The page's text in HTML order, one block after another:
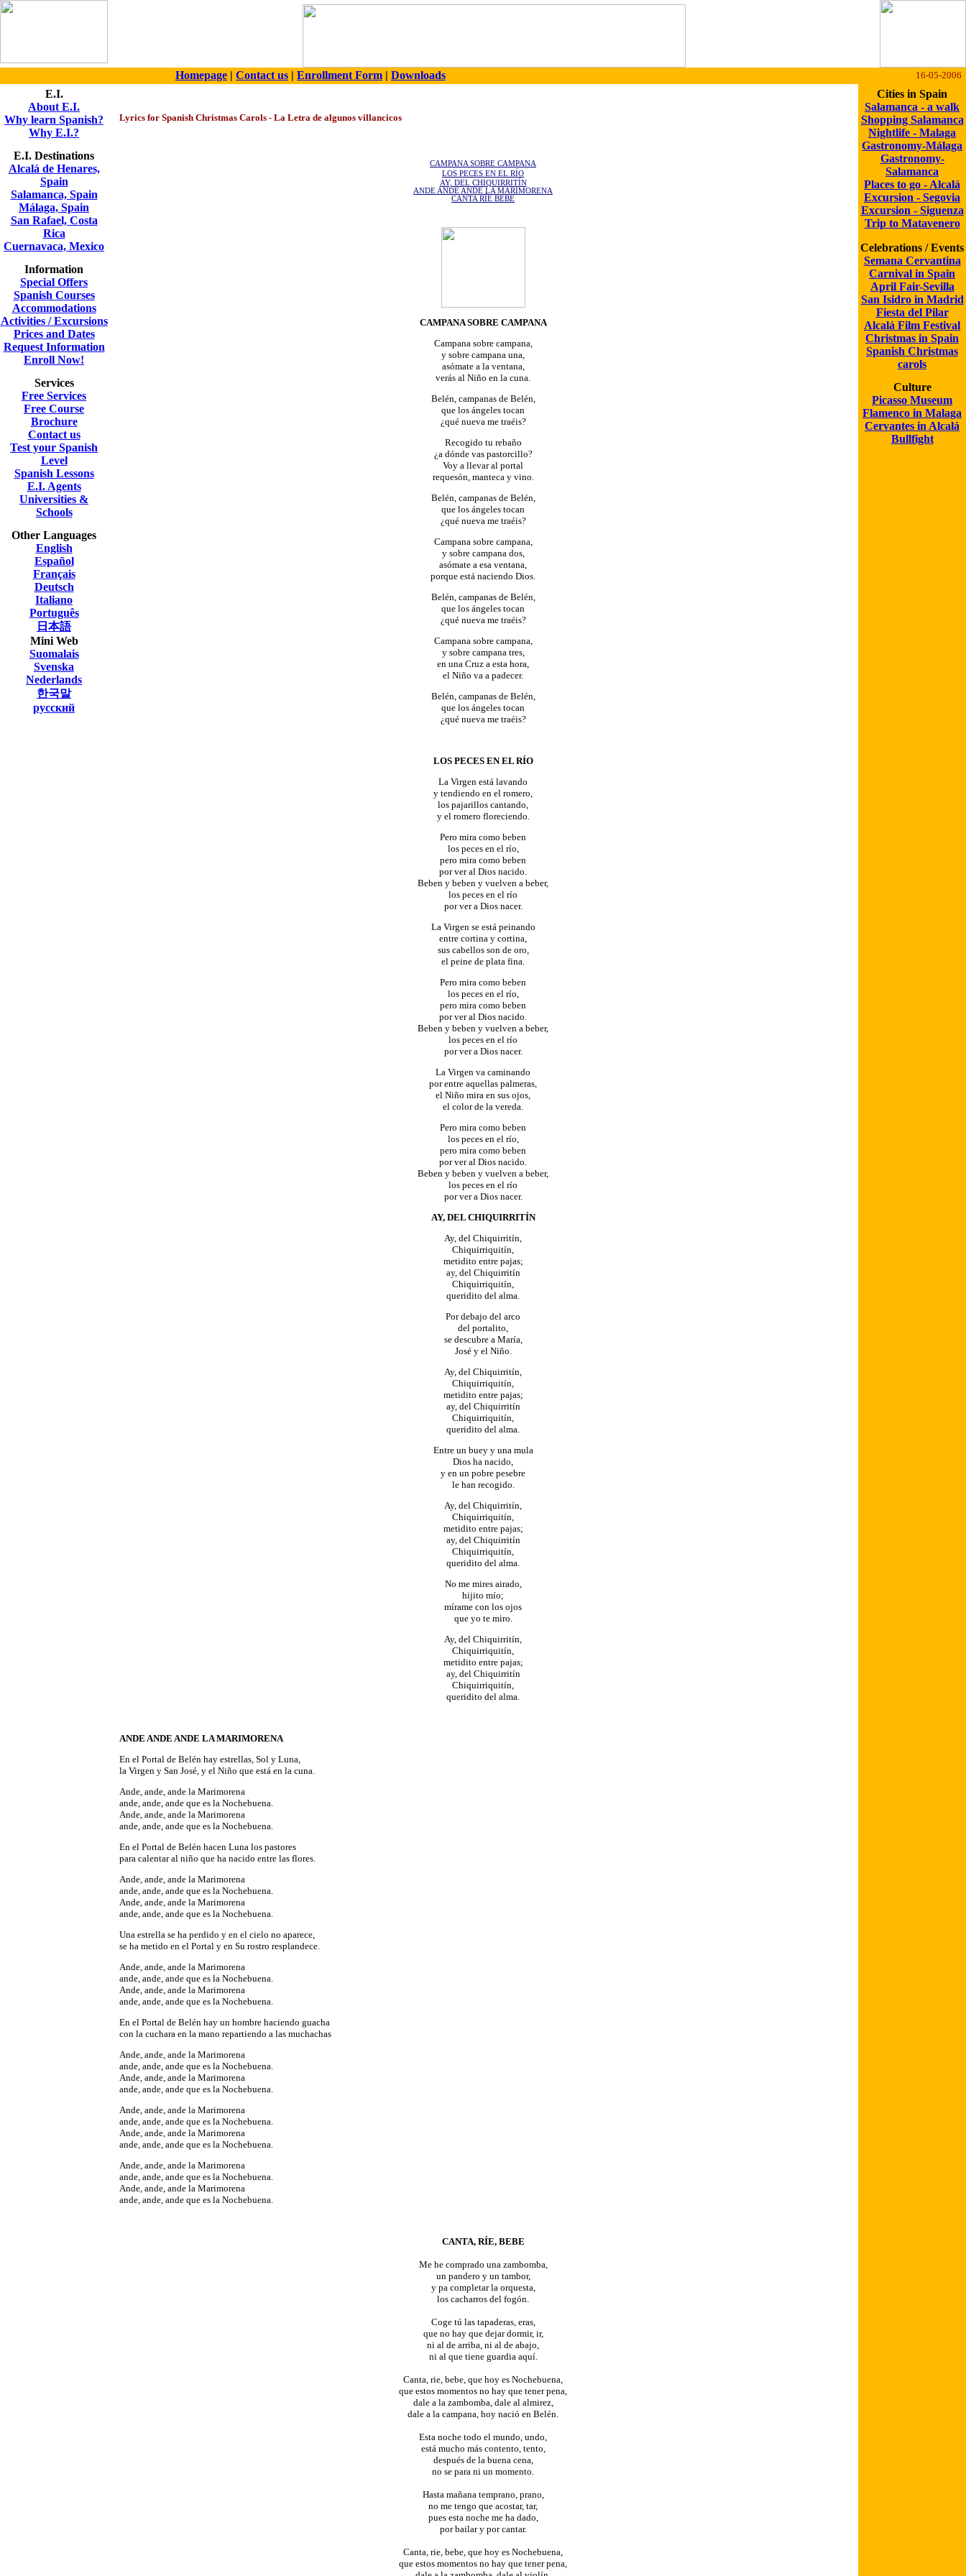
Homepage | Contact us | Enrollment Form | Downloads 16-05-2006
E.I.
About E.I.
Why learn Spanish?
Why E.I.?
E.I. Destinations
Alcalá de Henares,
Spain
Salamanca, Spain
Málaga, Spain
San Rafael, Costa
Rica
Cuernavaca, Mexico
Information
Special Offers
Spanish Courses
Accommodations
Activities / Excursions
Prices and Dates
Request Information
Enroll Now!
Services
Free Services
Free Course
Brochure
Contact us
Test your Spanish
Level
Spanish Lessons
E.I. Agents
Universities &
Schools
Other Languages
English
Español
Français
Deutsch
Italiano
Português
日本語
Mini Web
Suomalais
Svenska
Nederlands
한국말
русский
Lyrics for Spanish ChristmasCarols - La Letra de algunos villancicos
CAMPANA SOBRE CAMPANA
LOS PECES EN EL RÍO
AY, DEL CHIQUIRRITÍN
ANDE ANDE ANDE LA MARIMORENA
CANTA RÍE BEBE
CAMPANASOBRE CAMPANA
Campana sobre campana,
y sobre campana una,
asómate a la ventana,
verás al Niño en la cuna.
Belén, campanas de Belén,
que los ángeles tocan
¿qué nueva me traéis?
Recogido tu rebaño
¿a dónde vas pastorcillo?
Voy a llevar al portal
requesón, manteca y vino.
Belén, campanas de Belén,
que los ángeles tocan
¿qué nueva me traéis?
Campana sobre campana,
y sobre campana dos,
asómate a esa ventana,
porque está naciendo Dios.
Belén, campanas de Belén,
que los ángeles tocan
¿qué nueva me traéis?
Campana sobre campana,
y sobre campana tres,
en una Cruz a esta hora,
el Niño va a padecer.
Belén, campanas de Belén,
que los ángeles tocan
¿qué nueva me traéis?
LOS PECESEN EL RÍO
La Virgen está lavando
y tendiendo en el romero,
los pajarillos cantando,
y el romero floreciendo.
Pero mira como beben
los peces en el río,
pero mira como beben
por ver al Dios nacido.
Beben y beben y vuelven a beber,
los peces en el río
por ver a Dios nacer.
La Virgen se está peinando
entre cortina y cortina,
sus cabellos son de oro,
el peine de plata fina.
Pero mira como beben
los peces en el río,
pero mira como beben
por ver al Dios nacido.
Beben y beben y vuelven a beber,
los peces en el río
por ver a Dios nacer.
La Virgen va caminando
por entre aquellas palmeras,
el Niño mira en sus ojos,
el color de la vereda.
Pero mira como beben
los peces en el río,
pero mira como beben
por ver al Dios nacido.
Beben y beben y vuelven a beber,
los peces en el río
por ver a Dios nacer.
AY, DEL CHIQUIRRITÍN
Ay, del Chiquirritín,
Chiquirriquitín,
metidito entre pajas;
ay, del Chiquirritín
Chiquirriquitín,
queridito del alma.
Por debajo del arco
del portalito,
se descubre a María,
José y el Niño.
Ay, del Chiquirritín,
Chiquirriquitín,
metidito entre pajas;
ay, del Chiquirritín
Chiquirriquitín,
queridito del alma.
Entre un buey y una mula
Dios ha nacido,
y en un pobre pesebre
le han recogido.
Ay, del Chiquirritín,
Chiquirriquitín,
metidito entre pajas;
ay, del Chiquirritín
Chiquirriquitín,
queridito del alma.
No me mires airado,
hijito mío;
mírame con los ojos
que yo te miro.
Ay, del Chiquirritín,
Chiquirriquitín,
metidito entre pajas;
ay, del Chiquirritín
Chiquirriquitín,
queridito del alma.
ANDE ANDE ANDE LA MARIMORENA
En el Portal de Belén hay estrellas, Sol y Luna,
la Virgen y San José, y el Niño que está en la cuna.
Ande, ande, ande la Marimorena
ande, ande, ande que es la Nochebuena.
Ande, ande, ande la Marimorena
ande, ande, ande que es la Nochebuena.
En el Portal de Belén hacen Luna los pastores
para calentar al niño que ha nacido entre las flores.
Ande, ande, ande la Marimorena
ande, ande, ande que es la Nochebuena.
Ande, ande, ande la Marimorena
ande, ande, ande que es la Nochebuena.
Una estrella se ha perdido y en el cielo no aparece,
se ha metido en el Portal y en Su rostro resplandece.
Ande, ande, ande la Marimorena
ande, ande, ande que es la Nochebuena.
Ande, ande, ande la Marimorena
ande, ande, ande que es la Nochebuena.
En el Portal de Belén hay un hombre haciendo guacha
con la cuchara en la mano repartiendo a las muchachas
Ande, ande, ande la Marimorena
ande, ande, ande que es la Nochebuena.
Ande, ande, ande la Marimorena
ande, ande, ande que es la Nochebuena.
Ande, ande, ande la Marimorena
ande, ande, ande que es la Nochebuena.
Ande, ande, ande la Marimorena
ande, ande, ande que es la Nochebuena.
Ande, ande, ande la Marimorena
ande, ande, ande que es la Nochebuena.
Ande, ande, ande la Marimorena
ande, ande, ande que es la Nochebuena.
CANTA, RÍE, BEBE
Me he comprado una zambomba,
un pandero y un tambor,
y pa completar la orquesta,
los cacharros del fogón.
Coge tú las tapaderas, eras,
que no hay que dejar dormir, ir,
ni al de arriba, ni al de abajo,
ni al que tiene guardia aquí.
Canta, rie, bebe, que hoy es Nochebuena,
que estos momentos no hay que tener pena,
dale a la zambomba, dale al almirez,
dale a la campana, hoy nació en Belén.
Esta noche todo el mundo, undo,
está mucho más contento, tento,
después de la buena cena,
no se para ni un momento.
Hasta mañana temprano, prano,
no me tengo que acostar, tar,
pues esta noche me ha dado,
por bailar y por cantar.
Canta, rie, bebe, que hoy es Nochebuena,
que estos momentos no hay que tener pena,
Cities in Spain
Salamanca - a walk
Shopping Salamanca
Nightlife - Malaga
Gastronomy-Málaga
Gastronomy-
Salamanca
Places to go - Alcalá
Excursion - Segovia
Excursion - Siguenza
Trip to Matavenero
Celebrations / Events
Semana Cervantina
Carnival in Spain
April Fair-Sevilla
San Isidro in Madrid
Fiesta del Pilar
Alcalá Film Festival
Christmas in Spain
Spanish Christmas
carols
Culture
Picasso Museum
Flamenco in Malaga
Cervantes in Alcalá
Bullfight